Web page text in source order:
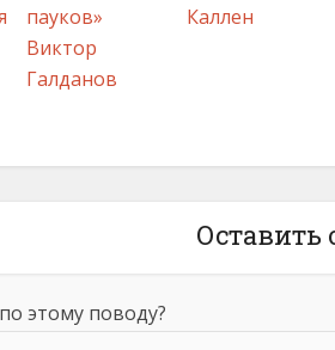
пауков»
Виктор
Галданов
Каллен
Оставить
этому поводу?